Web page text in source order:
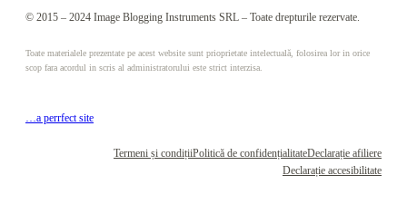
© 2015 – 2024 Image Blogging Instruments SRL – Toate drepturile rezervate.
Toate materialele prezentate pe acest website sunt prioprietate intelectuală, folosirea lor in orice
scop fara acordul in scris al administratorului este strict interzisa.
…a perrfect site
Termeni și condițiiPolitică de confidențialitateDeclarație afiliere
Declarație accesibilitate